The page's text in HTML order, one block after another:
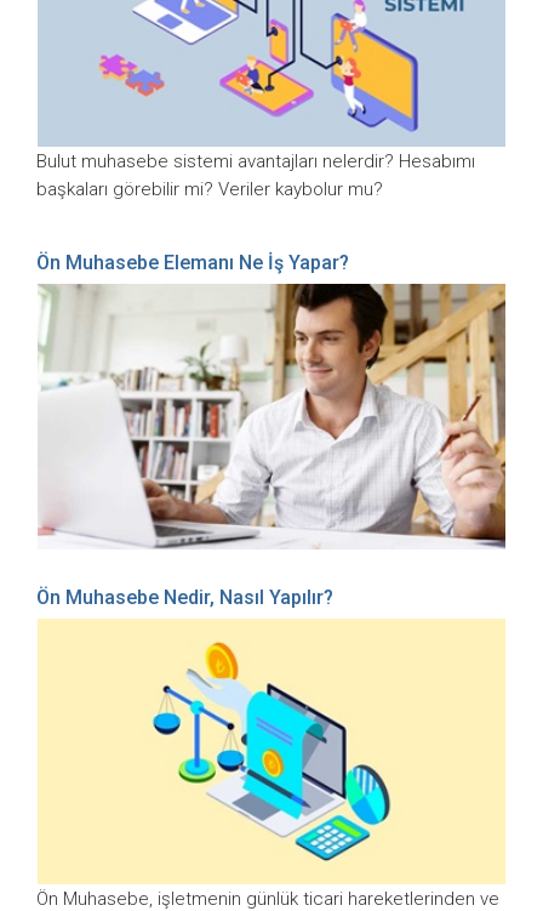
Bulut muhasebe sistemi avantajları nelerdir? Hesabımı
başkaları görebilir mi? Veriler kaybolur mu?
Ön Muhasebe Elemanı Ne İş Yapar?
Ön Muhasebe Nedir, Nasıl Yapılır?
Ön Muhasebe, işletmenin günlük ticari hareketlerinden ve